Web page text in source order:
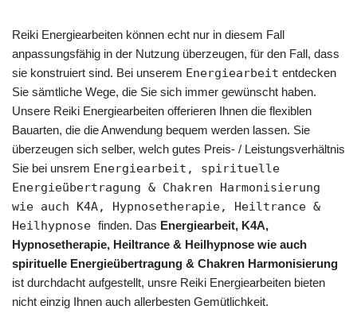
Reiki Energiearbeiten können echt nur in diesem Fall
anpassungsfähig in der Nutzung überzeugen, für den Fall, dass
sie konstruiert sind. Bei unserem Energiearbeit entdecken
Sie sämtliche Wege, die Sie sich immer gewünscht haben.
Unsere Reiki Energiearbeiten offerieren Ihnen die flexiblen
Bauarten, die die Anwendung bequem werden lassen. Sie
überzeugen sich selber, welch gutes Preis- / Leistungsverhältnis
Sie bei unsrem Energiearbeit, spirituelle
Energieübertragung & Chakren Harmonisierung
wie auch K4A, Hypnosetherapie, Heiltrance &
Heilhypnose finden. Das Energiearbeit, K4A,
Hypnosetherapie, Heiltrance & Heilhypnose wie auch
spirituelle Energieübertragung & Chakren Harmonisierung
ist durchdacht aufgestellt, unsre Reiki Energiearbeiten bieten
nicht einzig Ihnen auch allerbesten Gemütlichkeit.